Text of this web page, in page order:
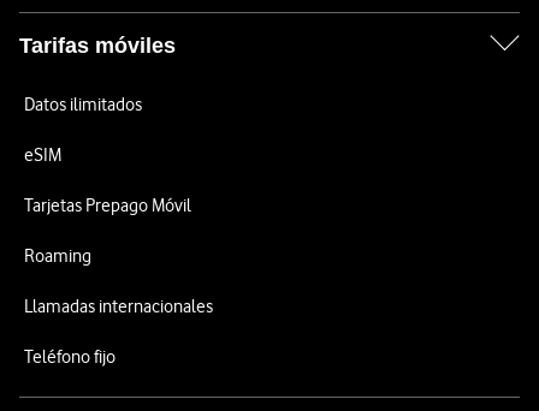
Tarifas móviles
Datos ilimitados
eSIM
Tarjetas Prepago Móvil
Roaming
Llamadas internacionales
Teléfono fijo